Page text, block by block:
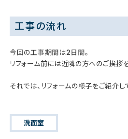
工事の流れ
今回の工事期間は2日間。
リフォーム前には近隣の方へのご挨拶
それでは、リフォームの様子をご紹介し
洗面室